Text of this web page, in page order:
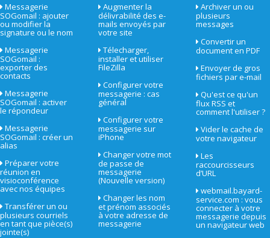
Messagerie
SOGomail : ajouter
ou modifier la
signature ou le nom
Messagerie
SOGomail :
exporter des
contacts
Messagerie
SOGomail : activer
le répondeur
Messagerie
SOGomail : créer un
alias
Préparer votre
réunion en
visioconférence
avec nos équipes
Transférer un ou
plusieurs courriels
en tant que pièce(s)
jointe(s)
Augmenter la
délivrabilité des e-
mails envoyés par
votre site
Télecharger,
installer et utiliser
FileZilla
Configurer votre
messagerie : cas
général
Configurer votre
messagerie sur
iPhone
Changer votre mot
de passe de
messagerie
(Nouvelle version)
Changer les nom
et prénom associés
à votre adresse de
messagerie
Archiver un ou
plusieurs
messages
Convertir un
document en PDF
Envoyer de gros
fichiers par e-mail
Qu'est ce qu'un
flux RSS et
comment l'utiliser ?
Vider le cache de
votre navigateur
Les
raccourcisseurs
d’URL
webmail.bayard-
service.com : vous
connecter à votre
messagerie depuis
un navigateur web